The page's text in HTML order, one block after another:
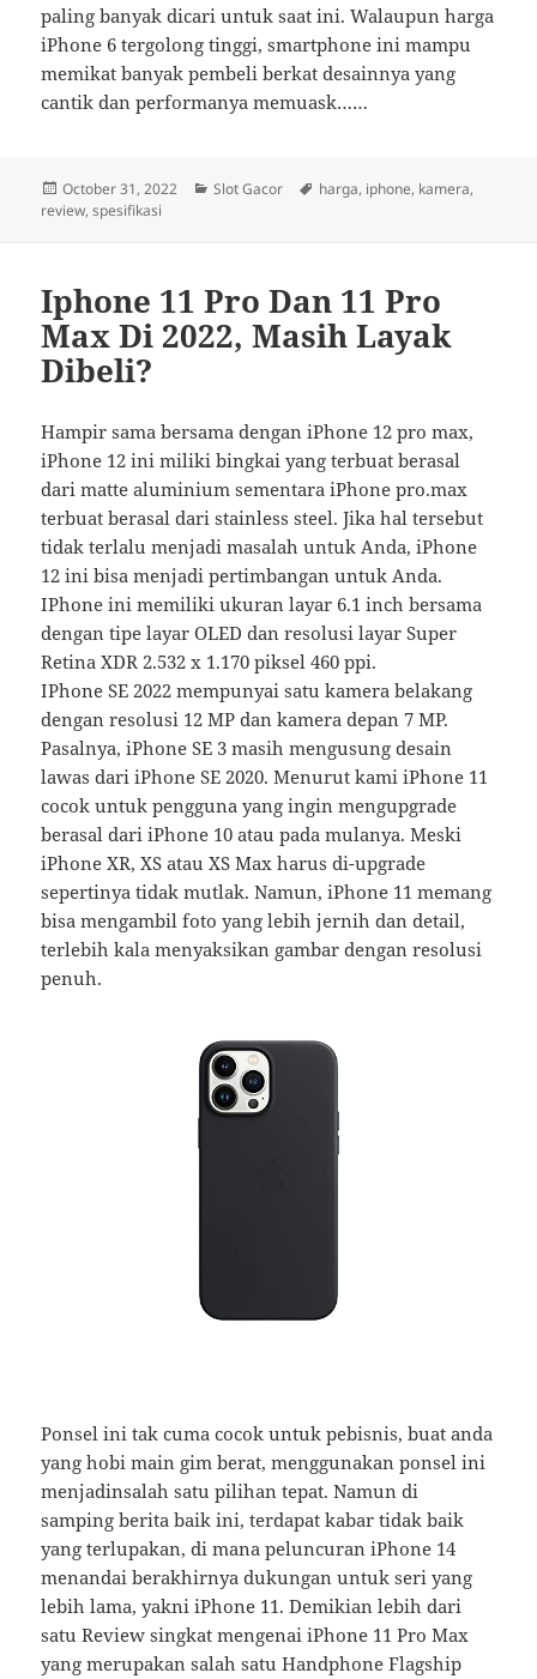
paling banyak dicari untuk saat ini. Walaupun harga
iPhone 6 tergolong tinggi, smartphone ini mampu
memikat banyak pembeli berkat desainnya yang
cantik dan performanya memuask……
Posted
on
October 31, 2022 Categories
Slot Gacor Tags
harga, iphone, kamera,
review,spesifikasi
Iphone 11 Pro Dan 11 Pro
Max Di 2022, Masih Layak
Dibeli?
Hampir sama bersama dengan iPhone 12 pro max,
iPhone 12 ini miliki bingkai yang terbuat berasal
dari matte aluminium sementara iPhone pro.max
terbuat berasal dari stainless steel. Jika hal tersebut
tidak terlalu menjadi masalah untuk Anda, iPhone
12 ini bisa menjadi pertimbangan untuk Anda.
IPhone ini memiliki ukuran layar 6.1 inch bersama
dengan tipe layar OLED dan resolusi layar Super
Retina XDR 2.532 x 1.170 piksel 460 ppi.
IPhone SE 2022 mempunyai satu kamera belakang
dengan resolusi 12 MP dan kamera depan 7 MP.
Pasalnya, iPhone SE 3 masih mengusung desain
lawas dari iPhone SE 2020. Menurut kami iPhone 11
cocok untuk pengguna yang ingin mengupgrade
berasal dari iPhone 10 atau pada mulanya. Meski
iPhone XR, XS atau XS Max harus di-upgrade
sepertinya tidak mutlak. Namun, iPhone 11 memang
bisa mengambil foto yang lebih jernih dan detail,
terlebih kala menyaksikan gambar dengan resolusi
penuh.
Ponsel ini tak cuma cocok untuk pebisnis, buat anda
yang hobi main gim berat, menggunakan ponsel ini
menjadinsalah satu pilihan tepat. Namun di
samping berita baik ini, terdapat kabar tidak baik
yang terlupakan, di mana peluncuran iPhone 14
menandai berakhirnya dukungan untuk seri yang
lebih lama, yakni iPhone 11. Demikian lebih dari
satu Review singkat mengenai iPhone 11 Pro Max
yang merupakan salah satu Handphone Flagship